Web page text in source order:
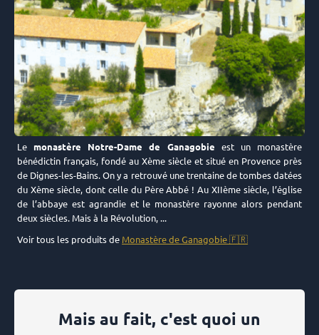
Le monastère Notre-Dame de Ganagobie est un monastère
bénédictin français, fondé au Xème siècle et situé en Provence près
de Dignes-les-Bains. On y a retrouvé une trentaine de tombes datées
du Xème siècle, dont celle du Père Abbé ! Au XIIème siècle, l’église
de l’abbaye est agrandie et le monastère rayonne alors pendant
deux siècles. Mais à la Révolution, ...
Voir tous les produits de Monastère de Ganagobie 🇫🇷
Mais au fait, c'est quoi un